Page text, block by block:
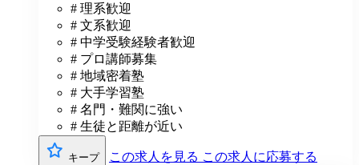
# 理系歓迎
# 文系歓迎
# 中学受験経験者歓迎
# プロ講師募集
# 地域密着塾
# 大手学習塾
# 名門・難関に強い
# 生徒と距離が近い
キープ この求人を見る この求人に応募する